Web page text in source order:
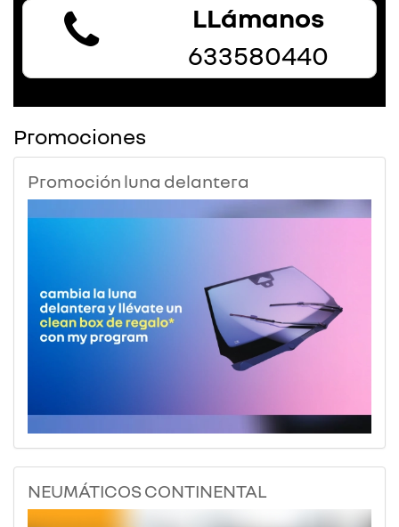
LLámanos
633580440
Promociones
Promoción luna delantera
NEUMÁTICOS CONTINENTAL